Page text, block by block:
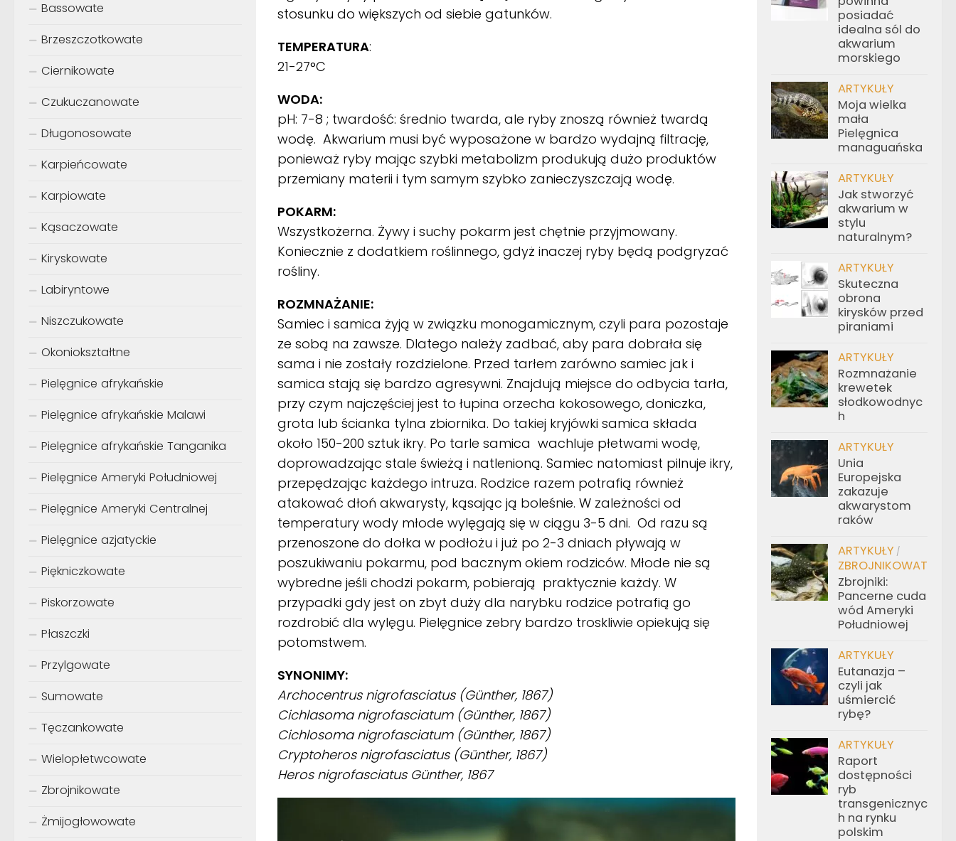
stosunku do większych od siebie gatunków.
TEMPERATURA:
21-27°C
WODA:
pH: 7-8 ; twardość: średnio twarda, ale ryby znoszą również twardą
wodę. Akwarium musi być wyposażone w bardzo wydajną filtrację,
ponieważ ryby mając szybki metabolizm produkują dużo produktów
przemiany materii i tym samym szybko zanieczyszczają wodę.
POKARM:
Wszystkożerna. Żywy i suchy pokarm jest chętnie przyjmowany.
Koniecznie z dodatkiem roślinnego, gdyż inaczej ryby będą podgryzać
rośliny.
ROZMNAŻANIE:
Samiec i samica żyją w związku monogamicznym, czyli para pozostaje
ze sobą na zawsze. Dlatego należy zadbać, aby para dobrała się
sama i nie zostały rozdzielone. Przed tarłem zarówno samiec jak i
samica stają się bardzo agresywni. Znajdują miejsce do odbycia tarła,
przy czym najczęściej jest to łupina orzecha kokosowego, doniczka,
grota lub ścianka tylna zbiornika. Do takiej kryjówki samica składa
około 150-200 sztuk ikry. Po tarle samica wachluje płetwami wodę,
doprowadzając stale świeżą i natlenioną. Samiec natomiast pilnuje ikry,
przepędzając każdego intruza. Rodzice razem potrafią również
atakować dłoń akwarysty, kąsając ją boleśnie. W zależności od
temperatury wody młode wylęgają się w ciągu 3-5 dni. Od razu są
przenoszone do dołka w podłożu i już po 2-3 dniach pływają w
poszukiwaniu pokarmu, pod bacznym okiem rodziców. Młode nie są
wybredne jeśli chodzi pokarm, pobierają praktycznie każdy. W
przypadki gdy jest on zbyt duży dla narybku rodzice potrafią go
rozdrobić dla wylęgu. Pielęgnice zebry bardzo troskliwie opiekują się
potomstwem.
SYNONIMY:
Archocentrus nigrofasciatus (Günther, 1867)
Cichlasoma nigrofasciatum (Günther, 1867)
Cichlosoma nigrofasciatum (Günther, 1867)
Cryptoheros nigrofasciatus (Günther, 1867)
Heros nigrofasciatus Günther, 1867
Bassowate
Brzeszczotkowate
Ciernikowate
Czukuczanowate
Długonosowate
Karpieńcowate
Karpiowate
Kąsaczowate
Kiryskowate
Labiryntowe
Niszczukowate
Okoniokształtne
Pielęgnice afrykańskie
Pielęgnice afrykańskie Malawi
Pielęgnice afrykańskie Tanganika
Pielęgnice Ameryki Południowej
Pielęgnice Ameryki Centralnej
Pielęgnice azjatyckie
Piękniczkowate
Piskorzowate
Płaszczki
Przylgowate
Sumowate
Tęczankowate
Wielopłetwcowate
Zbrojnikowate
Żmijogłowowate
posiadać
idealna sól do
akwarium
morskiego
ARTYKUŁY
Moja wielka
mała
Pielęgnica
managuańska
ARTYKUŁY
Jak stworzyć
akwarium w
stylu
naturalnym?
ARTYKUŁY
Skuteczna
obrona
kirysków przed
piraniami
ARTYKUŁY
Rozmnażanie
krewetek
słodkowodnyc
h
ARTYKUŁY
Unia
Europejska
zakazuje
akwarystom
raków
ARTYKUŁY /
ZBROJNIKOWATE
Zbrojniki:
Pancerne cuda
wód Ameryki
Południowej
ARTYKUŁY
Eutanazja –
czyli jak
uśmiercić
rybę?
ARTYKUŁY
Raport
dostępności
ryb
transgenicznyc
h na rynku
polskim